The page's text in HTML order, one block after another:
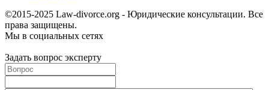
©2015-2025 Law-divorce.org - Юридические консультации. Все
права защищены.
Мы в социальных сетях
Задать вопрос эксперту